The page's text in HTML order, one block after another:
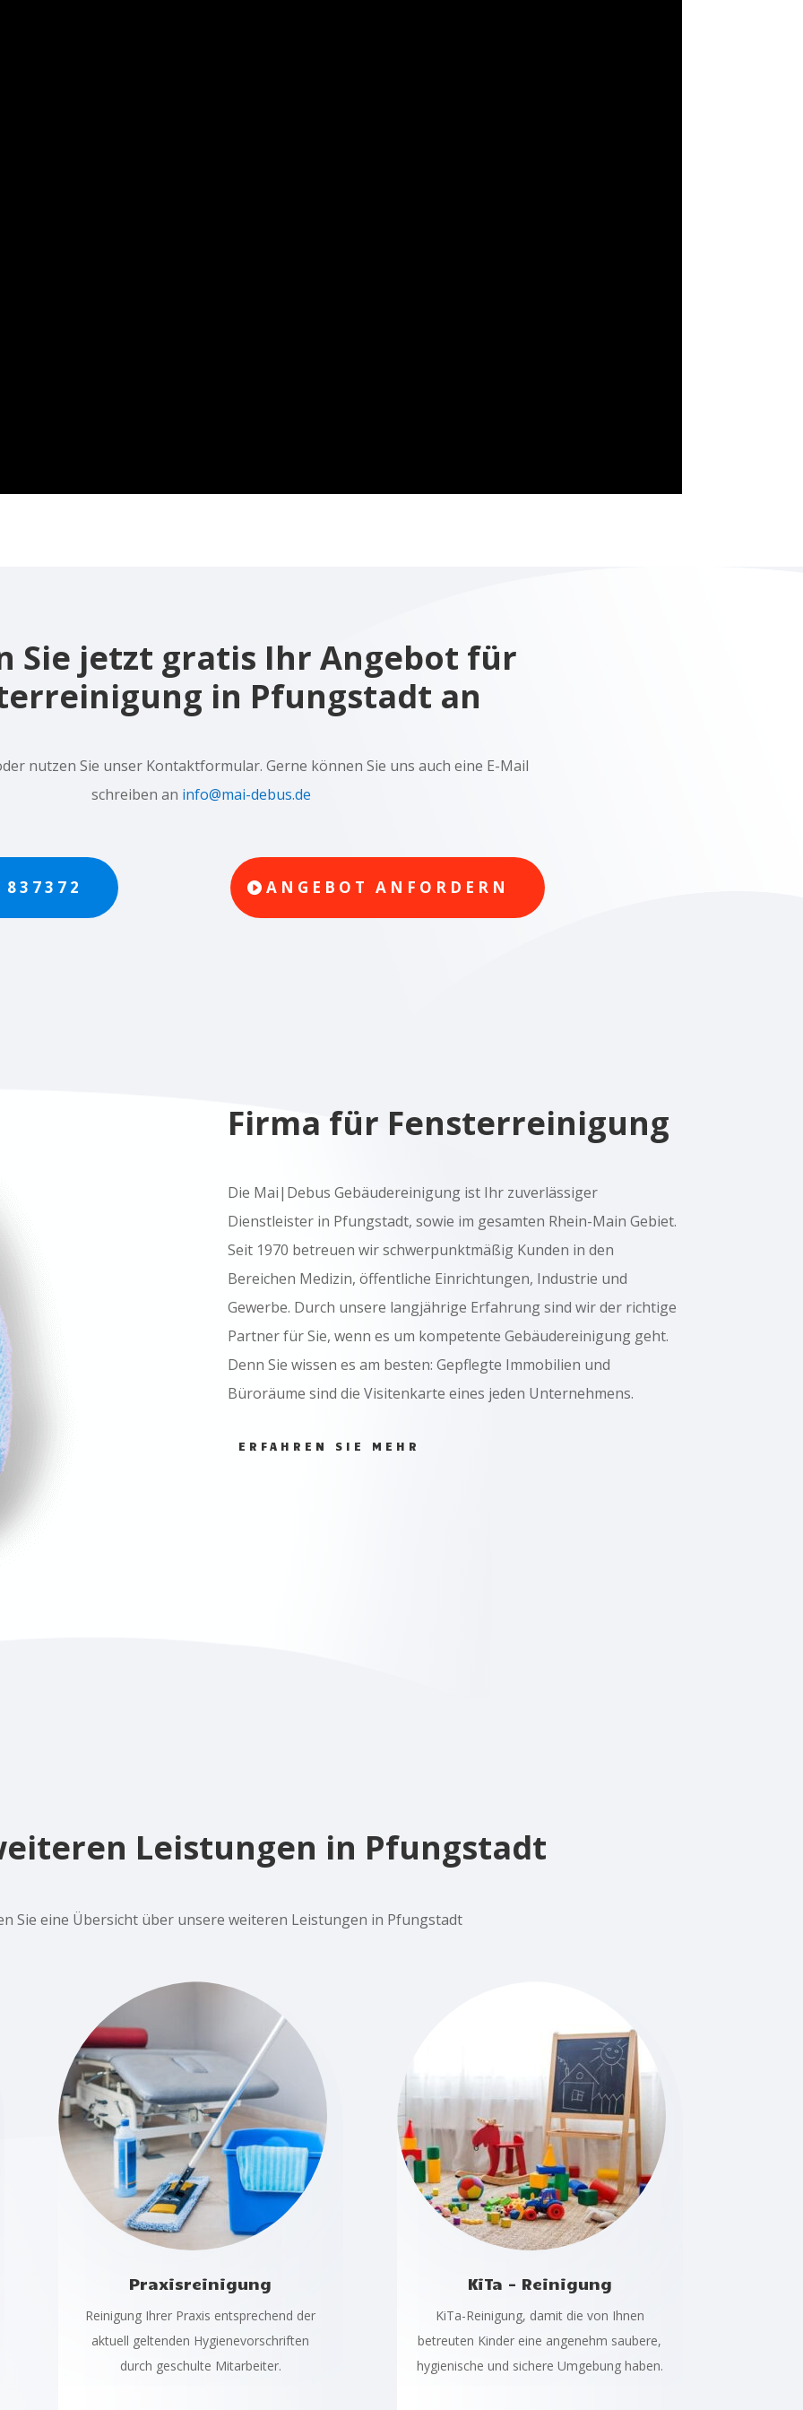
Sie jetzt gratis Ihr Angebot für
in Pfungstadt an
nutzen Sie unser Kontaktformular. Gerne können Sie uns auch eine E-Mail
schreiben an info@mai-debus.de
ANGEBOT ANFORDERN
Firma für Fensterreinigung
Die Mai|Debus Gebäudereinigung ist Ihr zuverlässiger
Dienstleister in Pfungstadt, sowie im gesamten Rhein-Main Gebiet.
Seit 1970 betreuen wir schwerpunktmäßig Kunden in den
Bereichen Medizin, öffentliche Einrichtungen, Industrie und
Gewerbe. Durch unsere langjährige Erfahrung sind wir der richtige
Partner für Sie, wenn es um kompetente Gebäudereinigung geht.
Denn Sie wissen es am besten: Gepflegte Immobilien und
Büroräume sind die Visitenkarte eines jeden Unternehmens.
ERFAHREN SIE MEHR
Leistungen in Pfungstadt
Sie eine Übersicht über unsere weiteren Leistungen in Pfungstadt
Praxisreinigung
Reinigung Ihrer Praxis entsprechend der
aktuell geltenden Hygienevorschriften
durch geschulte Mitarbeiter.
KiTa - Reinigung
KiTa-Reinigung, damit die von Ihnen
betreuten Kinder eine angenehm saubere,
hygienische und sichere Umgebung haben.